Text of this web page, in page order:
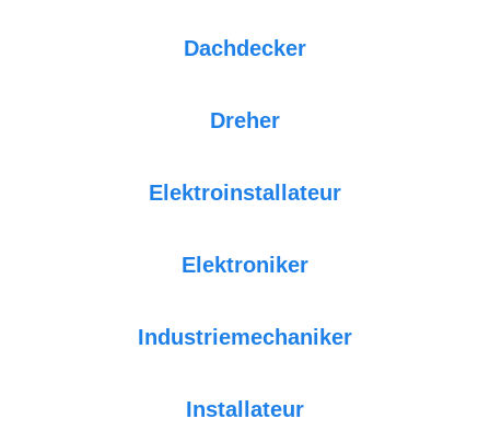
Dachdecker
Dreher
Elektroinstallateur
Elektroniker
Industriemechaniker
Installateur